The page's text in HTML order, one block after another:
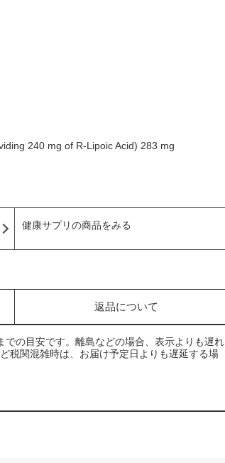
240 mg of R-Lipoic Acid) 283 mg
健康サプリの商品をみる
返品について
の目安です。離島などの場合、表示よりも遅れ
税関混雑時は、お届け予定日よりも遅延する場